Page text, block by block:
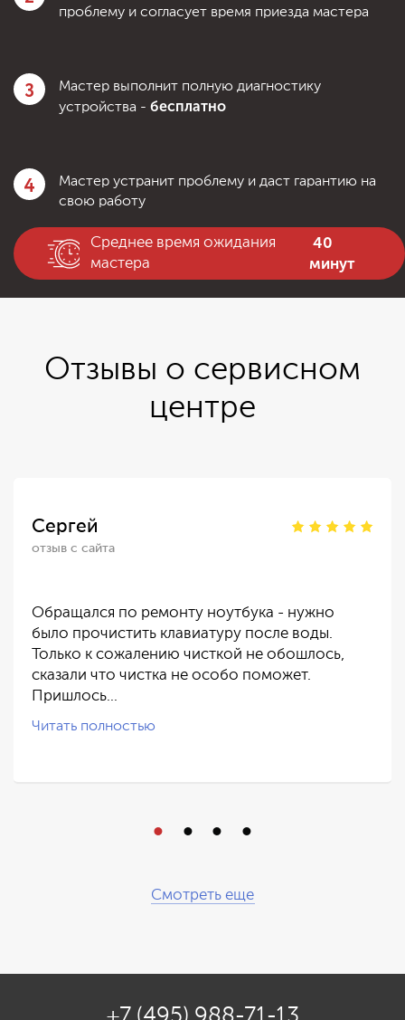
проблему и согласует время приезда мастера
3
Мастер выполнит полную диагностику
устройства - бесплатно
4
Мастер устранит проблему и даст гарантию на
свою работу
Среднее время ожидания
мастера
40
минут
Отзывы о сервисном
центре
Сергей
отзыв с сайта
Обращался по ремонту ноутбука - нужно
было прочистить клавиатуру после воды.
Только к сожалению чисткой не обошлось,
сказали что чистка не особо поможет.
Пришлось…
Читать полностью
Смотреть еще